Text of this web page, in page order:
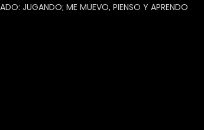
JUGANDO; ME MUEVO, PIENSO Y APRENDO